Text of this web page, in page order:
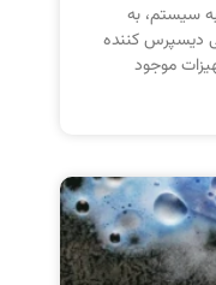
سیستم، به
دیسپرس کننده
موجود